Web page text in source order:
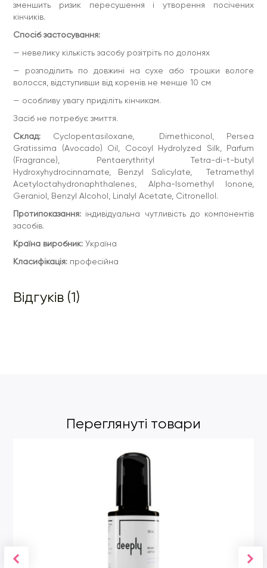
зменшить ризик пересушення і утворення посічених
кінчиків.
Спосіб застосування:
— невелику кількість засобу розітріть по долонях
— розподілить по довжині на сухе або трошки вологе
волосся, відступивши від коренів не менше 10 см
— особливу увагу приділіть кінчикам.
Засіб не потребує змиття.
Склад: Cyclopentasiloxane, Dimethiconol, Persea
Gratissima (Avocado) Oil, Cocoyl Hydrolyzed Silk, Parfum
(Fragrance), Pentaerythrityl Tetra-di-t-butyl
Hydroxyhydrocinnamate, Benzyl Salicylate, Tetramethyl
Acetyloctahydronaphthalenes, Alpha-Isomethyl Ionone,
Geraniol, Benzyl Alcohol, Linalyl Acetate, Citronellol.
Протипоказання: індивідуальна чутливість до компонентів
засобів.
Країна виробник: Україна
Класифікація: професійна
Відгуків (1)
Переглянуті товари